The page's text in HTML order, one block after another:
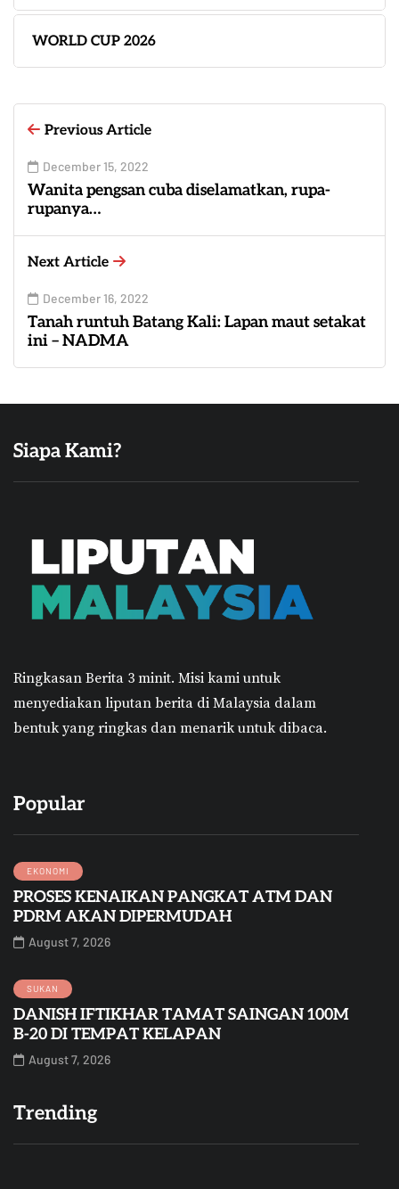
WORLD CUP 2026
Previous Article
December 15, 2022
Wanita pengsan cuba diselamatkan, rupa-
rupanya…
Next Article
December 16, 2022
Tanah runtuh Batang Kali: Lapan maut setakat
ini – NADMA
Siapa Kami?
Ringkasan Berita 3 minit. Misi kami untuk
menyediakan liputan berita di Malaysia dalam
bentuk yang ringkas dan menarik untuk dibaca.
Popular
EKONOMI
PROSES KENAIKAN PANGKAT ATM DAN
PDRM AKAN DIPERMUDAH
August 7, 2026
SUKAN
DANISH IFTIKHAR TAMAT SAINGAN 100M
B-20 DI TEMPAT KELAPAN
August 7, 2026
Trending